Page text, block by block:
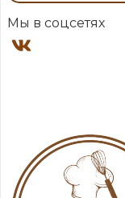
Мы в соцсетях